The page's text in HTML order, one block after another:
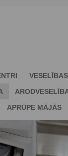
APRŪPE MĀJĀS